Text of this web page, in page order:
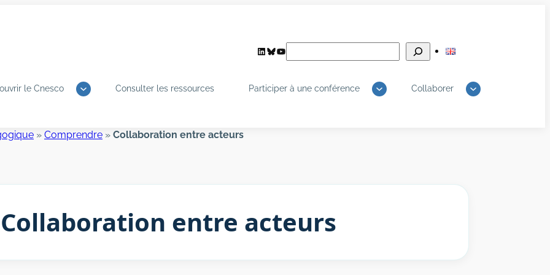
LinkedIn
Bluesky
YouTube
le Cnesco Consulter les ressources Participer à une conférence Collaborer
» Comprendre » Collaboration entre acteurs
Collaboration entre acteurs